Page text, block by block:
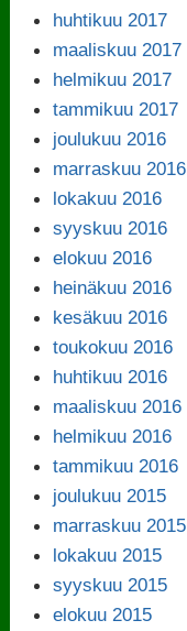
huhtikuu 2017
maaliskuu 2017
helmikuu 2017
tammikuu 2017
joulukuu 2016
marraskuu 2016
lokakuu 2016
syyskuu 2016
elokuu 2016
heinäkuu 2016
kesäkuu 2016
toukokuu 2016
huhtikuu 2016
maaliskuu 2016
helmikuu 2016
tammikuu 2016
joulukuu 2015
marraskuu 2015
lokakuu 2015
syyskuu 2015
elokuu 2015